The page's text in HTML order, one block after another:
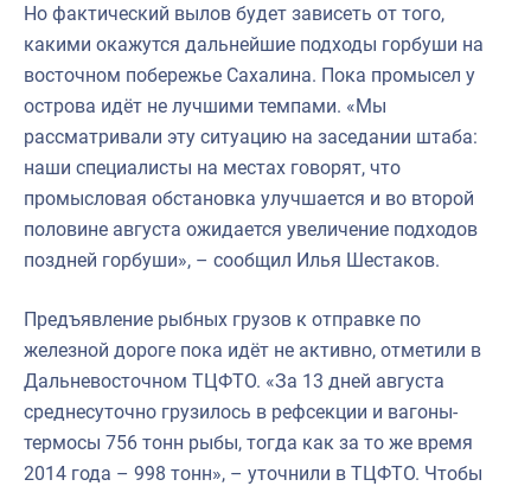
Но фактический вылов будет зависеть от того,
какими окажутся дальнейшие подходы горбуши на
восточном побережье Сахалина. Пока промысел у
острова идёт не лучшими темпами. «Мы
рассматривали эту ситуацию на заседании штаба:
наши специалисты на местах говорят, что
промысловая обстановка улучшается и во второй
половине августа ожидается увеличение подходов
поздней горбуши», – сообщил Илья Шестаков.
Предъявление рыбных грузов к отправке по
железной дороге пока идёт не активно, отметили в
Дальневосточном ТЦФТО. «За 13 дней августа
среднесуточно грузилось в рефсекции и вагоны-
термосы 756 тонн рыбы, тогда как за то же время
2014 года – 998 тонн», – уточнили в ТЦФТО. Чтобы